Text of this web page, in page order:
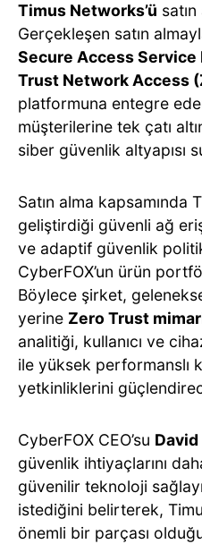
Timus Networks’ü satın
Gerçekleşen satın
Secure Access Service
Trust Network Access
platformuna entegre
müşterilerine tek çatı
siber güvenlik altyapısı
Satın alma kapsamında
geliştirdiği güvenli ağ
ve adaptif güvenlik
CyberFOX’un ürün
Böylece şirket,
yerine Zero Trust
analitiği, kullanıcı ve
ile yüksek performanslı
yetkinliklerini
CyberFOX CEO’su
güvenlik ihtiyaçlarını
güvenilir teknoloji
istediğini belirterek,
önemli bir parçası